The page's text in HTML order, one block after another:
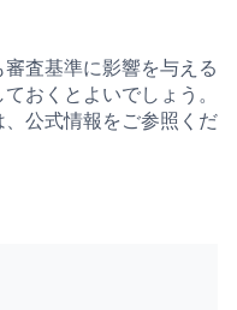
査基準に影響を与える
おくとよいでしょう。
公式情報をご参照くだ